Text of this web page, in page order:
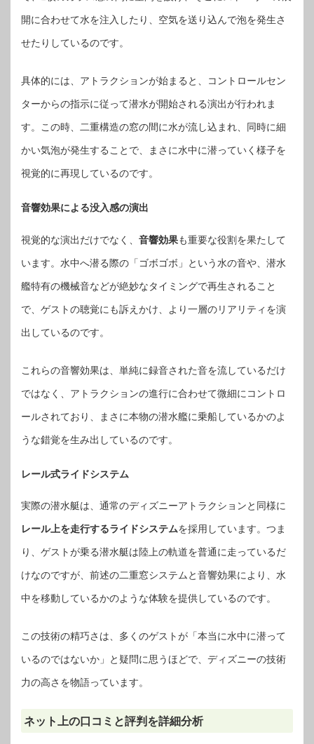
開に合わせて水を注入したり、空気を送り込んで泡を発生さ
せたりしているのです。
具体的には、アトラクションが始まると、コントロールセン
ターからの指示に従って潜水が開始される演出が行われま
す。この時、二重構造の窓の間に水が流し込まれ、同時に細
かい気泡が発生することで、まさに水中に潜っていく様子を
視覚的に再現しているのです。
音響効果による没入感の演出
視覚的な演出だけでなく、 音響効果も重要な役割を果たして
います。水中へ潜る際の「ゴボゴボ」という水の音や、潜水
艦特有の機械音などが絶妙なタイミングで再生されること
で、ゲストの聴覚にも訴えかけ、より一層のリアリティを演
出しているのです。
これらの音響効果は、単純に録音された音を流しているだけ
ではなく、アトラクションの進行に合わせて微細にコントロ
ールされており、まさに本物の潜水艦に乗船しているかのよ
うな錯覚を生み出しているのです。
レール式ライドシステム
実際の潜水艇は、通常のディズニーアトラクションと同様に
レール上を走行するライドシステムを採用しています。つま
り、ゲストが乗る潜水艇は陸上の軌道を普通に走っているだ
けなのですが、前述の二重窓システムと音響効果により、水
中を移動しているかのような体験を提供しているのです。
この技術の精巧さは、多くのゲストが「本当に水中に潜って
いるのではないか」と疑問に思うほどで、ディズニーの技術
力の高さを物語っています。
ネット上の口コミと評判を詳細分析